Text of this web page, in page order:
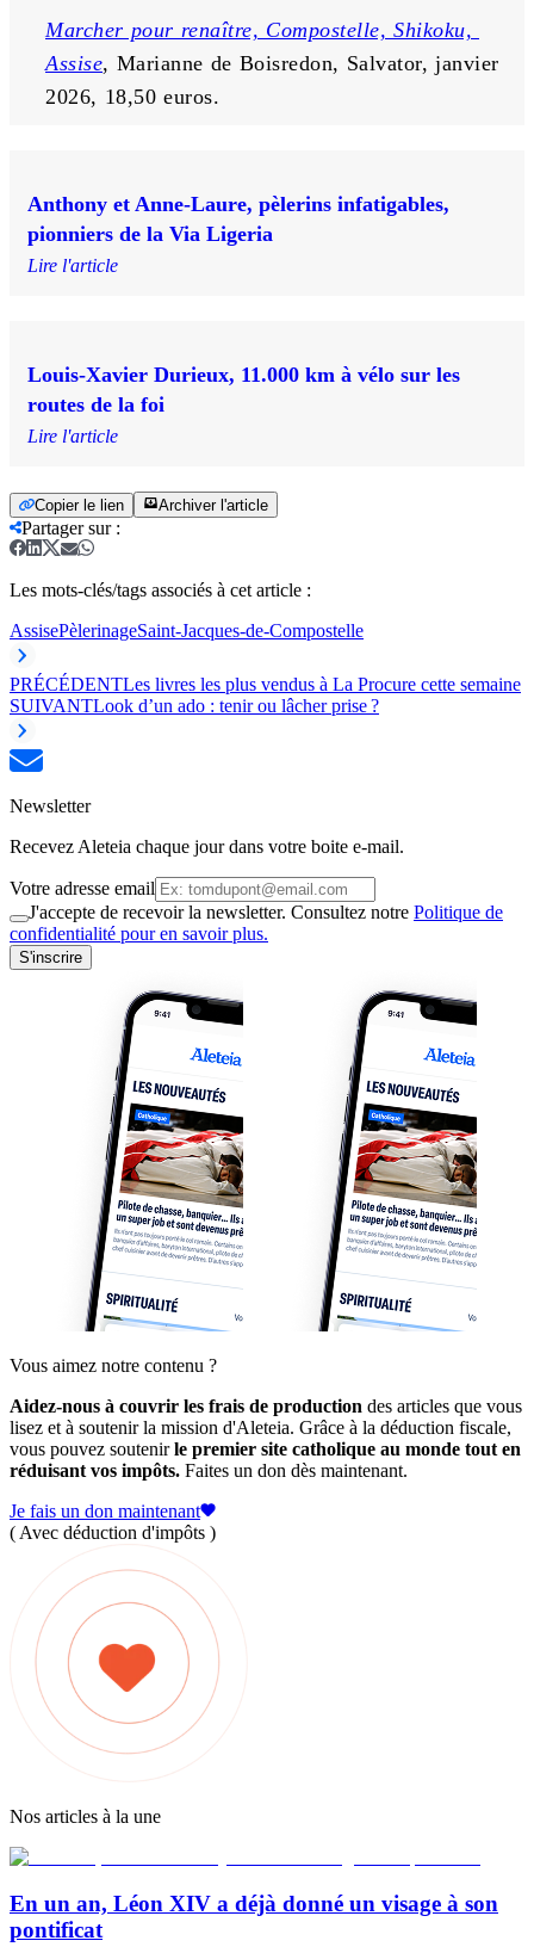
Marcher pour renaître, Compostelle, Shikoku,
Assise, Marianne de Boisredon, Salvator, janvier
2026, 18,50 euros.
Anthony et Anne-Laure, pèlerins infatigables,
pionniers de la Via Ligeria
Lire l'article
Louis-Xavier Durieux, 11.000 km à vélo sur les
routes de la foi
Lire l'article
Copier le lien Archiver l'article
Partager sur:
Les mots-clés/tags associés à cet article :
AssisePèlerinageSaint-Jacques-de-Compostelle
PRÉCÉDENTLes livres les plus vendus à La Procure cette semaine
SUIVANTLook d’un ado : tenir ou lâcher prise ?
Newsletter
Recevez Aleteia chaque jour dans votre boite e-mail.
Votre adresse email
J'accepte de recevoir la newsletter. Consultez notre Politique de
confidentialité pour en savoir plus.
S'inscrire
Vous aimez notre contenu ?
Aidez-nous à couvrir les frais de production des articles que vous
lisez et à soutenir la mission d'Aleteia. Grâce à la déduction fiscale,
vous pouvez soutenirle premier site catholique au monde tout en
réduisant vos impôts. Faites un don dès maintenant.
Je fais un don maintenant
( Avec déduction d'impôts )
Nos articles à la une
En un an, Léon XIV a déjà donné un visage à son
pontificat